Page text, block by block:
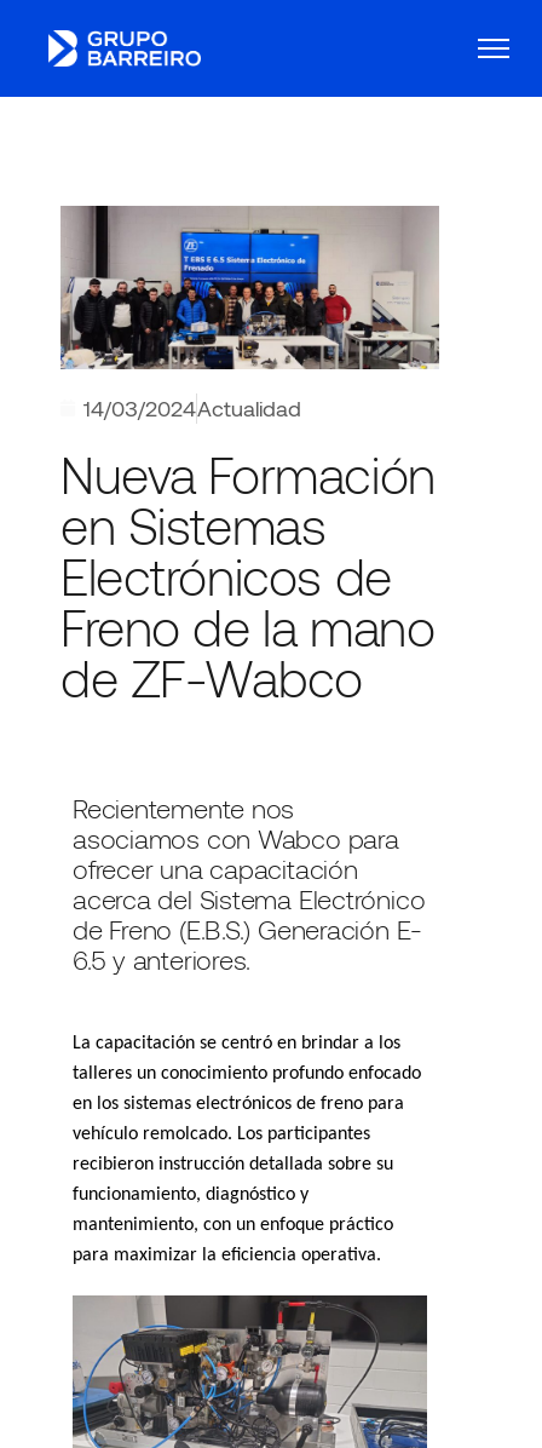
14/03/2024Actualidad
Nueva Formación
en Sistemas
Electrónicos de
Freno de la mano
de ZF-Wabco
Recientemente nos
asociamos con Wabco para
ofrecer una capacitación
acerca del Sistema Electrónico
de Freno (E.B.S.) Generación E-
6.5 y anteriores.
La capacitación se centró en brindar a los
talleres un conocimiento profundo enfocado
en los sistemas electrónicos de freno para
vehículo remolcado. Los participantes
recibieron instrucción detallada sobre su
funcionamiento, diagnóstico y
mantenimiento, con un enfoque práctico
para maximizar la eficiencia operativa.